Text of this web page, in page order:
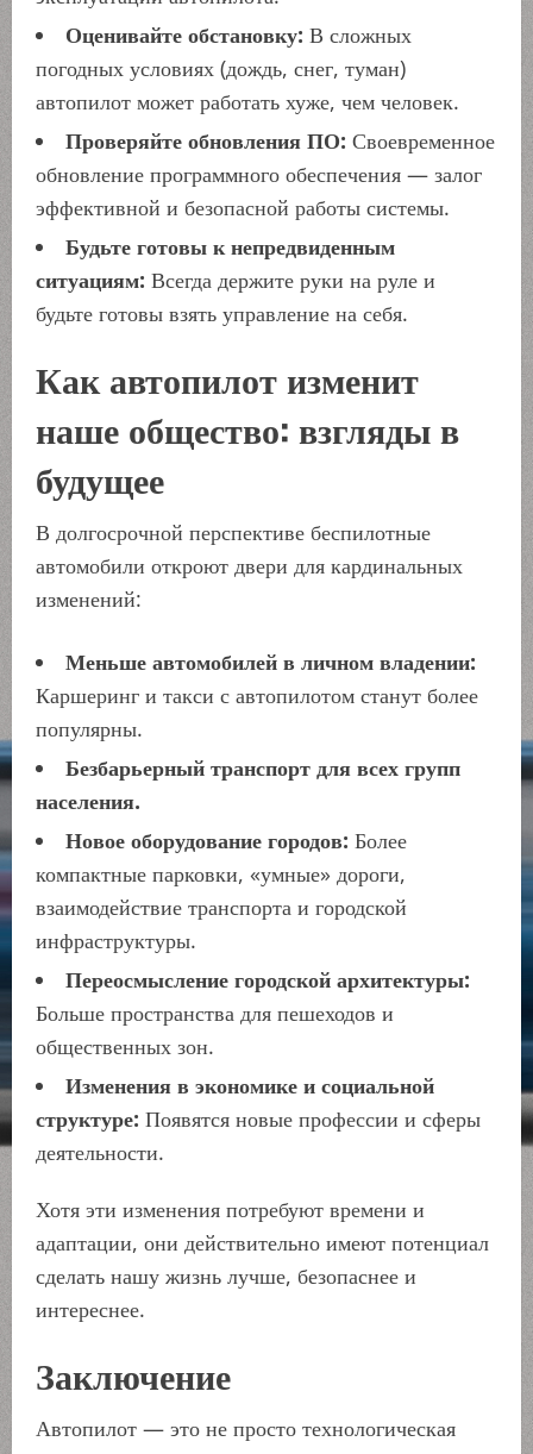
Оценивайте обстановку: В сложных
погодных условиях (дождь, снег, туман)
автопилот может работать хуже, чем человек.
Проверяйте обновления ПО: Своевременное
обновление программного обеспечения — залог
эффективной и безопасной работы системы.
Будьте готовы к непредвиденным
ситуациям: Всегда держите руки на руле и
будьте готовы взять управление на себя.
Как автопилот изменит
наше общество: взгляды в
будущее
В долгосрочной перспективе беспилотные
автомобили откроют двери для кардинальных
изменений:
Меньше автомобилей в личном владении:
Каршеринг и такси с автопилотом станут более
популярны.
Безбарьерный транспорт для всех групп
населения.
Новое оборудование городов: Более
компактные парковки, «умные» дороги,
взаимодействие транспорта и городской
инфраструктуры.
Переосмысление городской архитектуры:
Больше пространства для пешеходов и
общественных зон.
Изменения в экономике и социальной
структуре: Появятся новые профессии и сферы
деятельности.
Хотя эти изменения потребуют времени и
адаптации, они действительно имеют потенциал
сделать нашу жизнь лучше, безопаснее и
интереснее.
Заключение
Автопилот — это не просто технологическая